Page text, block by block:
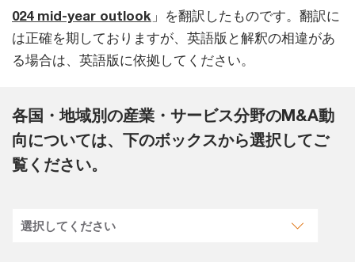
024 mid-year outlook 」を翻訳したものです。翻訳に
は正確を期しておりますが、英語版と解釈の相違があ
る場合は、英語版に依拠してください。
各国・地域別の産業・サービス分野のM&A動
向については、下のボックスから選択してご
覧ください。